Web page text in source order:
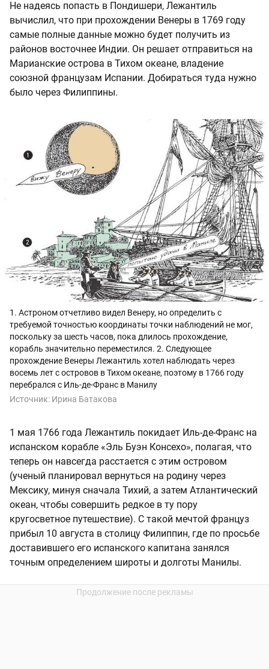
Не надеясь попасть в Пондишери, Лежантиль
вычислил, что при прохождении Венеры в 1769 году
самые полные данные можно будет получить из
районов восточнее Индии. Он решает отправиться на
Марианские острова в Тихом океане, владение
союзной французам Испании. Добираться туда нужно
было через Филиппины.
1. Астроном отчетливо видел Венеру, но определить с
требуемой точностью координаты точки наблюдений не мог,
поскольку за шесть часов, пока длилось прохождение,
корабль значительно переместился. 2. Следующее
прохождение Венеры Лежантиль хотел наблюдать через
восемь лет с островов в Тихом океане, поэтому в 1766 году
перебрался с Иль-де-Франс в Манилу
Источник: Ирина Батакова
1 мая 1766 года Лежантиль покидает Иль-де-Франс на
испанском корабле «Эль Буэн Консехо», полагая, что
теперь он навсегда расстается с этим островом
(ученый планировал вернуться на родину через
Мексику, минуя сначала Тихий, а затем Атлантический
океан, чтобы совершить редкое в ту пору
кругосветное путешествие). С такой мечтой француз
прибыл 10 августа в столицу Филиппин, где по просьбе
доставившего его испанского капитана занялся
точным определением широты и долготы Манилы.